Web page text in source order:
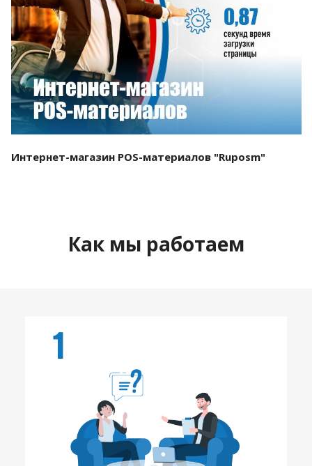
Смотреть проект
Интернет-магазин POS-материалов "Ruposm"
Как мы работаем
1